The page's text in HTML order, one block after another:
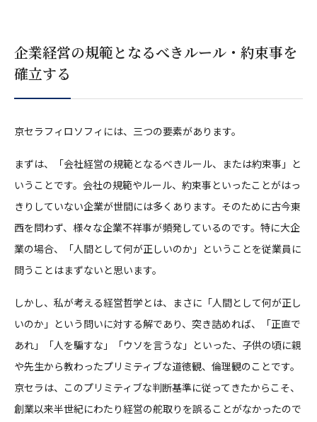
企業経営の規範となるべきルール・約束事を
確立する
京セラフィロソフィには、三つの要素があります。
まずは、「会社経営の規範となるべきルール、または約束事」と
いうことです。会社の規範やルール、約束事といったことがはっ
きりしていない企業が世間には多くあります。そのために古今東
西を問わず、様々な企業不祥事が頻発しているのです。特に大企
業の場合、「人間として何が正しいのか」ということを従業員に
問うことはまずないと思います。
しかし、私が考える経営哲学とは、まさに「人間として何が正し
いのか」という問いに対する解であり、突き詰めれば、「正直で
あれ」「人を騙すな」「ウソを言うな」といった、子供の頃に親
や先生から教わったプリミティブな道徳観、倫理観のことです。
京セラは、このプリミティブな判断基準に従ってきたからこそ、
創業以来半世紀にわたり経営の舵取りを誤ることがなかったので